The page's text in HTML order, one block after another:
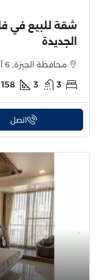
شقة للبيع في
الجديدة
محافظة الجيزة, 6 أكتوبر, الشيخ زايد
3
3
158
اتصل